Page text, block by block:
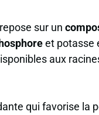
sur un
et potasse
aux
qui favorise la